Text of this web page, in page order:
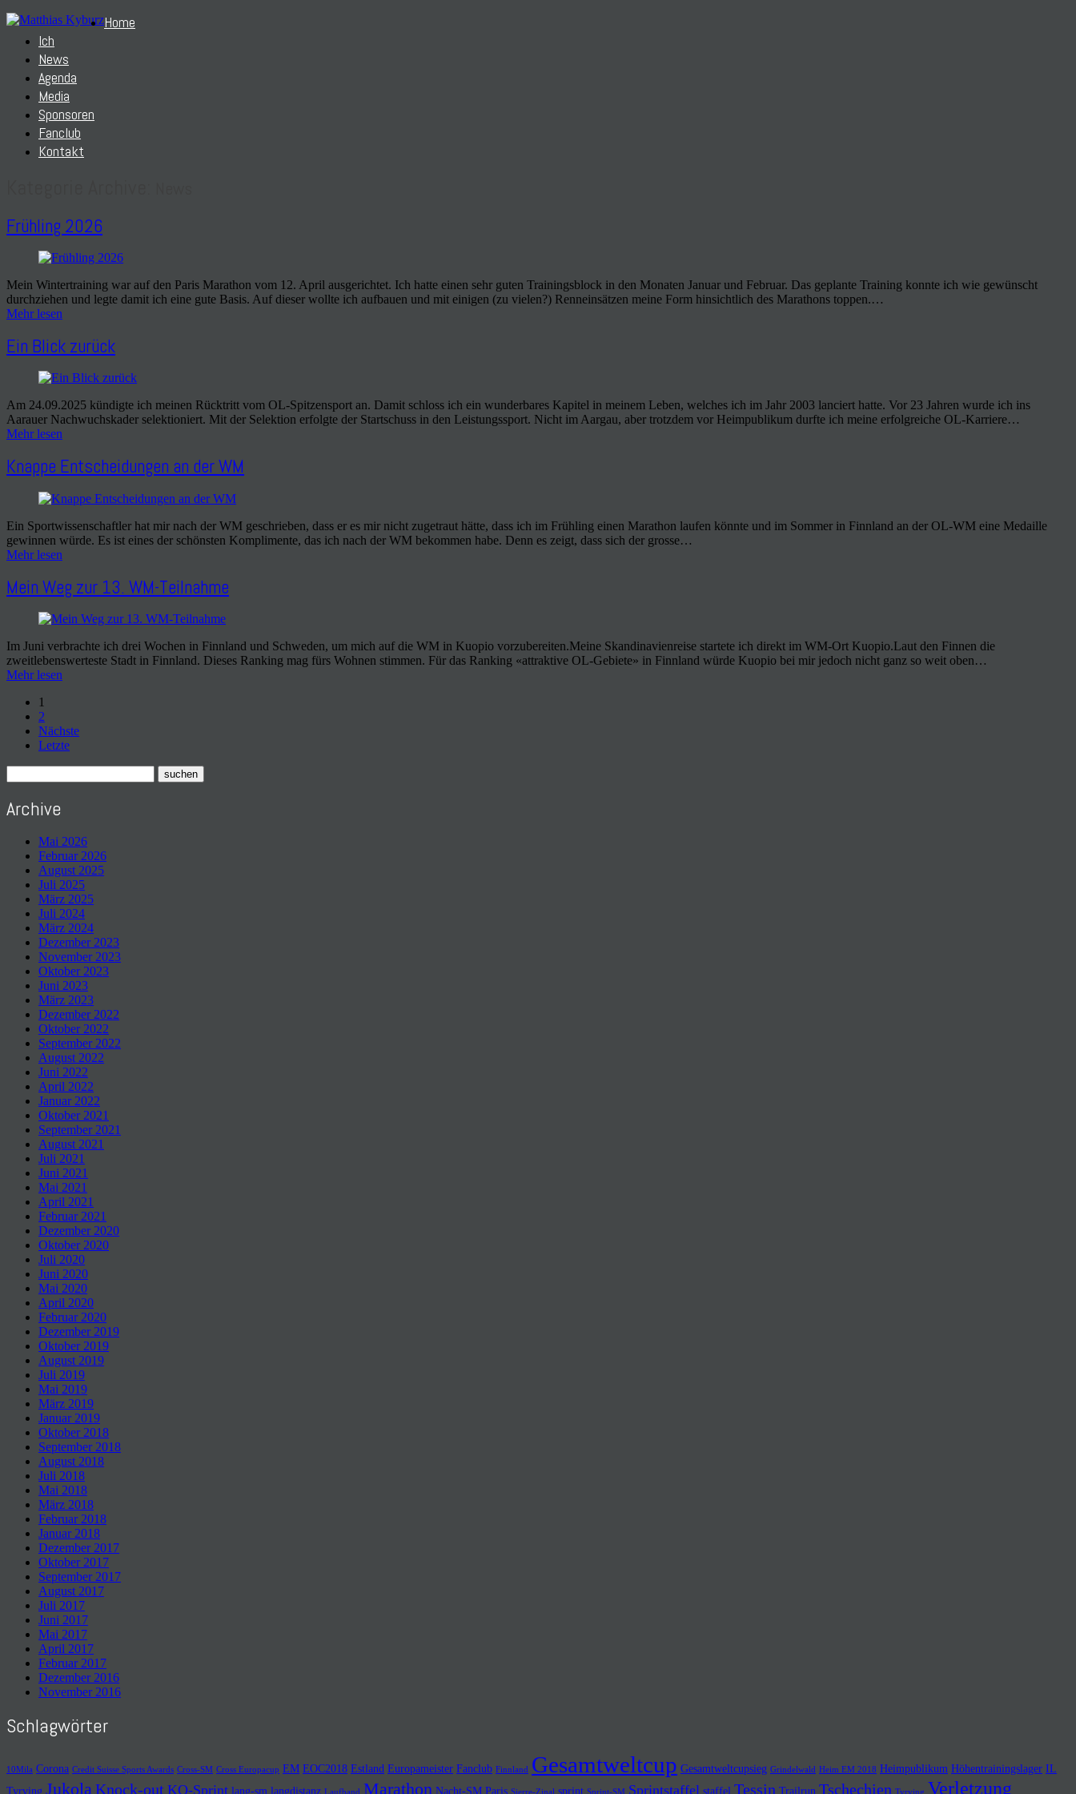
Home
Ich
News
Agenda
Media
Sponsoren
Fanclub
Kontakt
Frühling 2026
Mein Wintertraining war auf den Paris Marathon vom 12. April ausgerichtet. Ich hatte einen sehr guten Trainingsblock in den Monaten Januar und Februar. Das geplante Training konnte ich wie gewünscht
durchziehen und legte damit ich eine gute Basis. Auf dieser wollte ich aufbauen und mit einigen (zu vielen?) Renneinsätzen meine Form hinsichtlich des Marathons toppen.…
Mehr lesen
Ein Blick zurück
Am 24.09.2025 kündigte ich meinen Rücktritt vom OL-Spitzensport an. Damit schloss ich ein wunderbares Kapitel in meinem Leben, welches ich im Jahr 2003 lanciert hatte. Vor 23 Jahren wurde ich ins
Aarauer Nachwuchskader selektioniert. Mit der Selektion erfolgte der Startschuss in den Leistungssport. Nicht im Aargau, aber trotzdem vor Heimpublikum durfte ich meine erfolgreiche OL-Karriere…
Mehr lesen
Knappe Entscheidungen an der WM
Ein Sportwissenschaftler hat mir nach der WM geschrieben, dass er es mir nicht zugetraut hätte, dass ich im Frühling einen Marathon laufen könnte und im Sommer in Finnland an der OL-WM eine Medaille
gewinnen würde. Es ist eines der schönsten Komplimente, das ich nach der WM bekommen habe. Denn es zeigt, dass sich der grosse…
Mehr lesen
Mein Weg zur 13. WM-Teilnahme
Im Juni verbrachte ich drei Wochen in Finnland und Schweden, um mich auf die WM in Kuopio vorzubereiten.Meine Skandinavienreise startete ich direkt im WM-Ort Kuopio.Laut den Finnen die
zweitlebenswerteste Stadt in Finnland. Dieses Ranking mag fürs Wohnen stimmen. Für das Ranking «attraktive OL-Gebiete» in Finnland würde Kuopio bei mir jedoch nicht ganz so weit oben…
Mehr lesen
1
2
Nächste
Letzte
Archive
Mai 2026
Februar 2026
August 2025
Juli 2025
März 2025
Juli 2024
März 2024
Dezember 2023
November 2023
Oktober 2023
Juni 2023
März 2023
Dezember 2022
Oktober 2022
September 2022
August 2022
Juni 2022
April 2022
Januar 2022
Oktober 2021
September 2021
August 2021
Juli 2021
Juni 2021
Mai 2021
April 2021
Februar 2021
Dezember 2020
Oktober 2020
Juli 2020
Juni 2020
Mai 2020
April 2020
Februar 2020
Dezember 2019
Oktober 2019
August 2019
Juli 2019
Mai 2019
März 2019
Januar 2019
Oktober 2018
September 2018
August 2018
Juli 2018
Mai 2018
März 2018
Februar 2018
Januar 2018
Dezember 2017
Oktober 2017
September 2017
August 2017
Juli 2017
Juni 2017
Mai 2017
April 2017
Februar 2017
Dezember 2016
November 2016
Schlagwörter
10Mila Corona Credit Suisse Sports Awards Cross-SM Cross Europacup EM EOC2018 Estland Europameister Fanclub Finnland Gesamtweltcup Gesamtweltcupsieg Grindelwald Heim EM 2018 Heimpublikum Höhentrainingslager IL
Tyrving Jukola Knock-out KO-Sprint lang-sm langdistanz Laufband Marathon Nacht-SM Paris Sierre-Zinal sprint Sprint-SM Sprintstaffel staffel Tessin Trailrun Tschechien Tyrving Verletzung